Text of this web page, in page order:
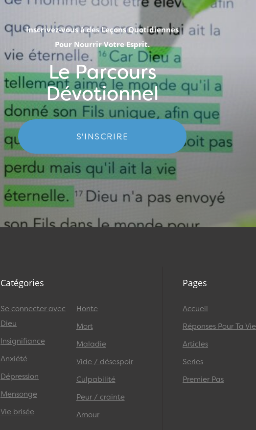
Inscrivez-vous à des Leçons Quotidiennes
Pour Nourrir Votre Esprit.
Le Parcours
Dévotionnel
S'INSCRIRE
Catégories
Se connecter avec
Dieu
Insignifiance
Anxiété
Dépression
Mensonge
Vie brisée
Honte
Mort
Maladie
Vide / désespoir
Culpabilité
Peur / crainte
Amour
Pages
Accueil
Réponses Pour Ta Vie
Articles
Series
Premier Pas